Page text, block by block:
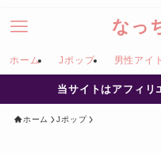
なっ
ホーム Jポップ 男性アイ
当サイトはアフィリ
ホーム Jポップ